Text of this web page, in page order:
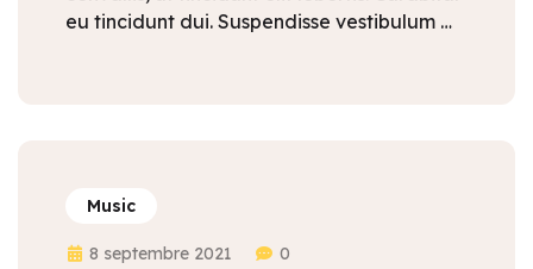
eu tincidunt dui. Suspendisse vestibulum …
Music
8 septembre 2021 0